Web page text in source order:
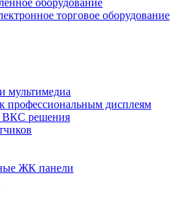
оборудование
торговое оборудование
мультимедиа
профессиональным дисплеям
ВКС решения
ЖК панели